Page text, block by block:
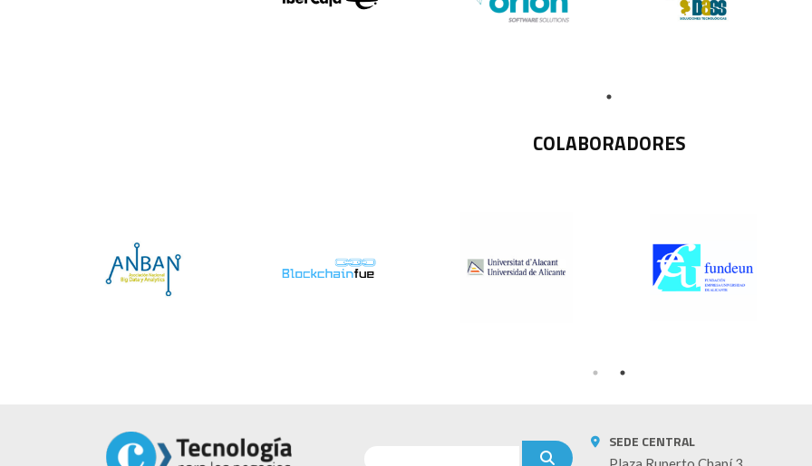
COLABORADORES
SEDE CENTRAL